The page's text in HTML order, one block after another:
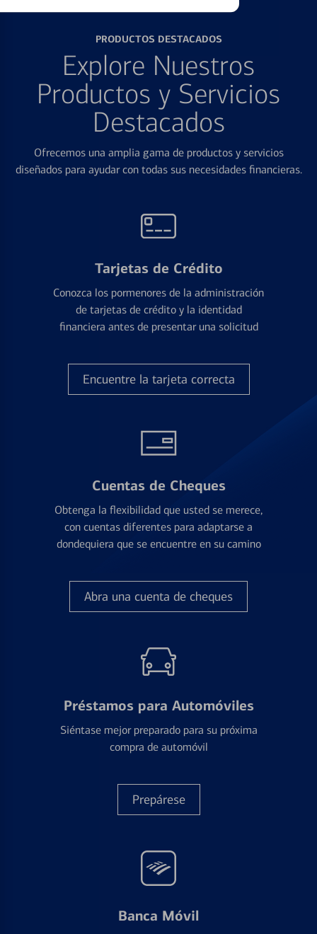
PRODUCTOS DESTACADOS
Explore Nuestros
Productos y Servicios
Destacados
Ofrecemos una amplia gama de productos y servicios
diseñados para ayudar con todas sus necesidades financieras.
Tarjetas de Crédito
Conozca los pormenores de la administración
de tarjetas de crédito y la identidad
financiera antes de presentar una solicitud
Encuentre la tarjeta correcta
Cuentas de Cheques
Obtenga la flexibilidad que usted se merece,
con cuentas diferentes para adaptarse a
dondequiera que se encuentre en su camino
Abra una cuenta de cheques
Préstamos para Automóviles
Siéntase mejor preparado para su próxima
compra de automóvil
Prepárese
Banca Móvil